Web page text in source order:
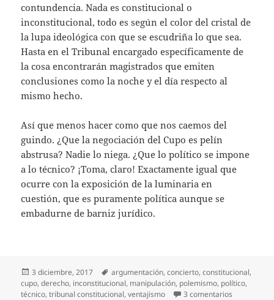
contundencia. Nada es constitucional o
inconstitucional, todo es según el color del cristal de
la lupa ideológica con que se escudriña lo que sea.
Hasta en el Tribunal encargado específicamente de
la cosa encontrarán magistrados que emiten
conclusiones como la noche y el día respecto al
mismo hecho.
Así que menos hacer como que nos caemos del
guindo. ¿Que la negociación del Cupo es pelín
abstrusa? Nadie lo niega. ¿Que lo político se impone
a lo técnico? ¡Toma, claro! Exactamente igual que
ocurre con la exposición de la luminaria en
cuestión, que es puramente política aunque se
embadurne de barniz jurídico.
Publicado
el
3 diciembre, 2017 Etiquetas
argumentación,concierto,constitucional,
cupo,derecho, inconstitucional, manipulación, polemismo, político,
técnico,tribunal constitucional,ventajismo 3 comentarios